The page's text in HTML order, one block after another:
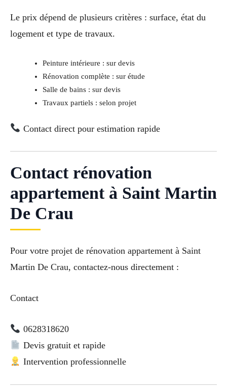
Le prix dépend de plusieurs critères : surface, état du
logement et type de travaux.
Peinture intérieure : sur devis
Rénovation complète : sur étude
Salle de bains : sur devis
Travaux partiels : selon projet
Contact direct pour estimation rapide
Contact rénovation
appartement à Saint Martin
De Crau
Pour votre projet de rénovation appartement à Saint
Martin De Crau, contactez-nous directement :
Contact
0628318620
Devis gratuit et rapide
Intervention professionnelle